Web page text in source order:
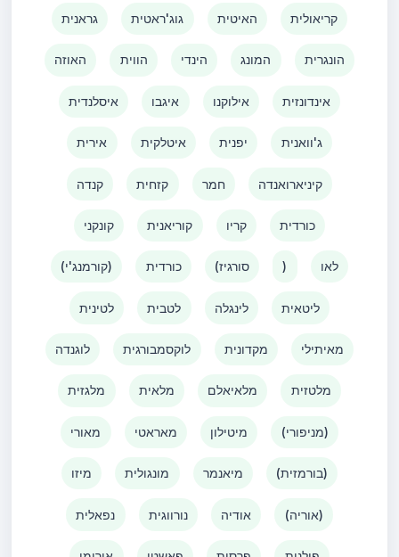
גראנית גוג'ראטית האיטית קריאולית
האוזה הווית הינדי המונג הונגרית
איסלנדית איגבו אילוקנו אינדונזית
אירית איטלקית יפנית ג'וואנית
קנדה קזחית חמר קיניארואנדה
קונקני קוריאנית קריו כורדית
(קורמנג'י) כורדית (סורגיז ) לאו
לטינית לטבית לינגלה ליטאית
לוגנדה לוקסמבורגית מקדונית מאיתילי
מלגזית מלאית מלאיאלם מלטזית
מאורי מאראטי מיטילון (מניפורי)
מיזו מונגולית מיאנמר (בורמזית)
נפאלית נורווגית אודיה (אוריה)